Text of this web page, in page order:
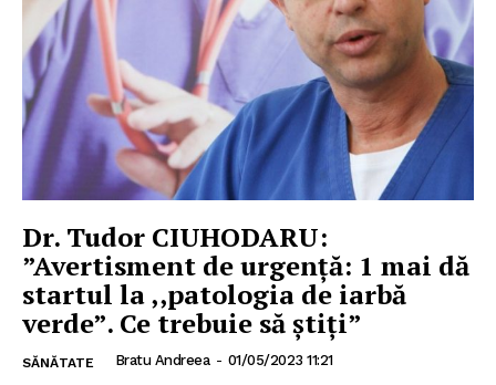
Dr. Tudor CIUHODARU:
”Avertisment de urgenţă: 1 mai dă
startul la ,,patologia de iarbă
verde”. Ce trebuie să știți”
SĂNĂTATE Bratu Andreea - 01/05/2023 11:21